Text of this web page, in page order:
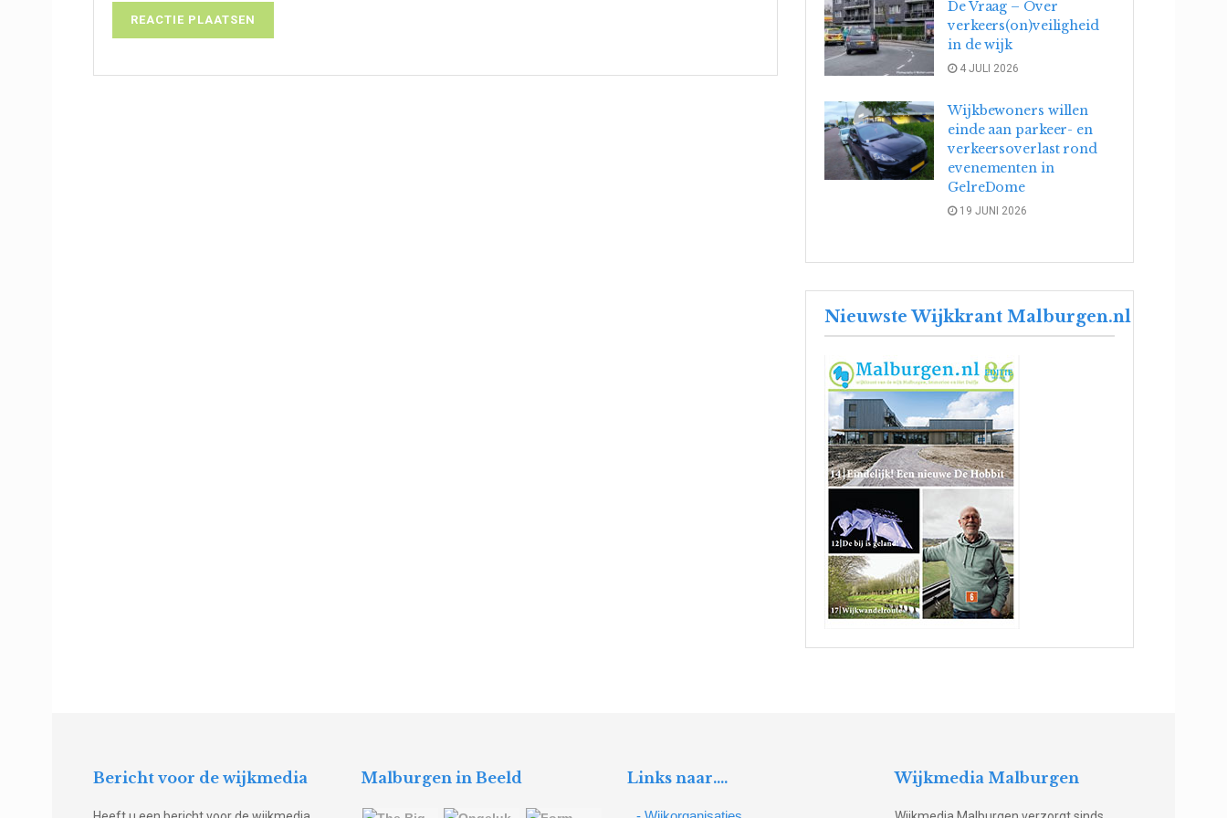
De Vraag – Over
verkeers(on)veiligheid
in de wijk
4 JULI 2026
Wijkbewoners willen
einde aan parkeer- en
verkeersoverlast rond
evenementen in
GelreDome
19 JUNI 2026
Nieuwste Wijkkrant Malburgen.nl
Bericht voor de wijkmedia Malburgen in Beeld Links naar…. Wijkmedia Malburgen